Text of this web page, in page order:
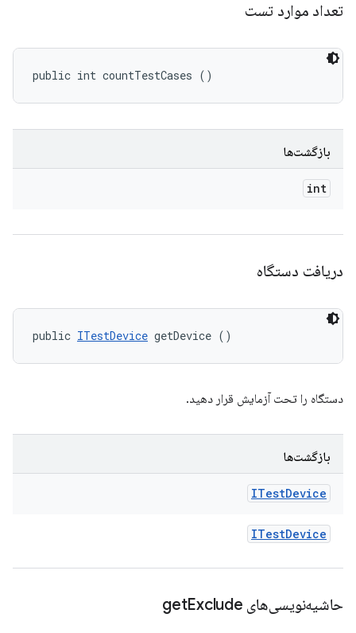
تعداد موارد تست
public int countTestCases ()
بازگشت‌ها
int
دریافت دستگاه
public ITestDevice getDevice ()
دستگاه را تحت آزمایش قرار دهید.
بازگشت‌ها
ITestDevice
ITestDevice
حاشیه‌نویسی‌های get Exclude